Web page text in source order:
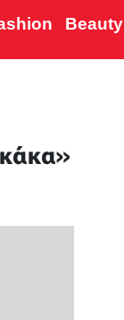
Beauty